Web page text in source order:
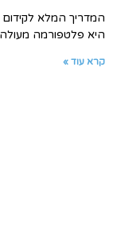
המדריך המלא
היא פלטפורמה
קרא עוד »